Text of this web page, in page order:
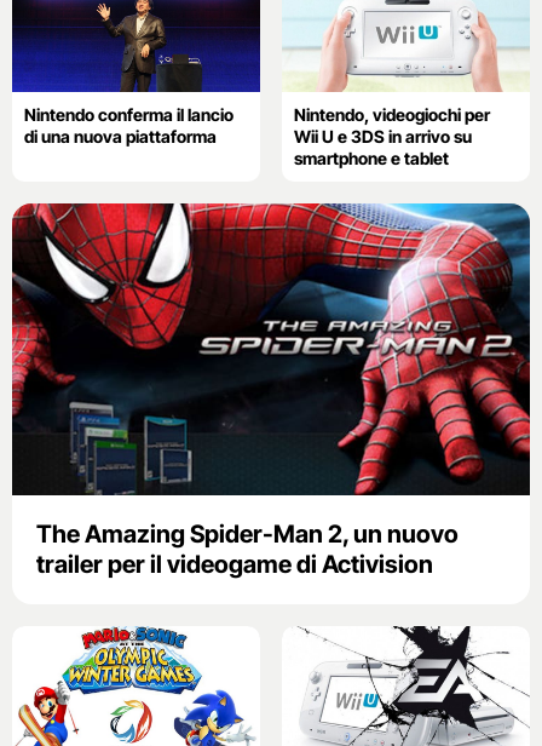
Nintendo conferma il lancio
di una nuova piattaforma
Nintendo, videogiochi per
Wii U e 3DS in arrivo su
smartphone e tablet
The Amazing Spider-Man 2, un nuovo
trailer per il videogame di Activision